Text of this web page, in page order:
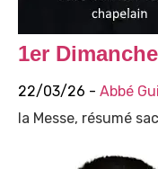
1er
22/03/26 - Abbé
la Messe, résumé